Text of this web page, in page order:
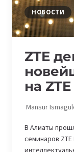
НОВОСТИ
ZTE
на
Mansur
В Алматы
семинаров